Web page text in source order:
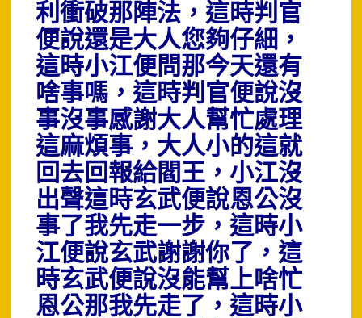
利衝破那陣法，這時判官
便說還是大人您夠仔細，
這時小江便問那今天還有
啥事嗎，這時判官便說沒
事沒事感謝大人幫忙處理
這麻煩事，大人小的這就
回去回報給閻王，小江沒
出聲這時玄武便說恩公沒
事了我先走一步，這時小
江便說玄武謝謝你了，這
時玄武便說沒能幫上啥忙
恩公那我先走了，這時小